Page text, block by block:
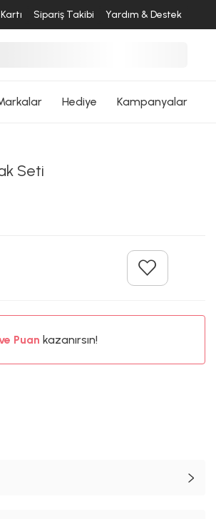
Sipariş Takibi Yardım & Destek
Hediye Kampanyalar
Seti
Puankazanırsın!